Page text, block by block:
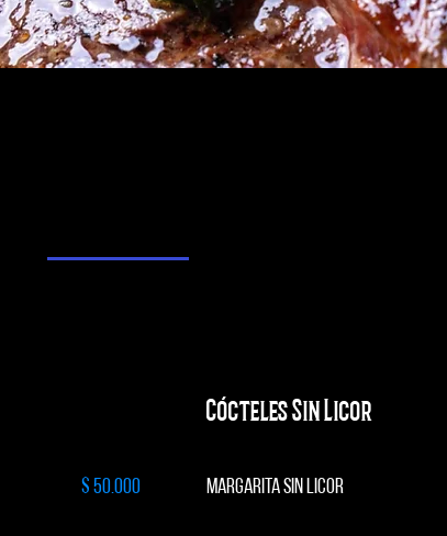
$ 50.000
Cócteles Sin Licor
MARGARITA SIN LICOR